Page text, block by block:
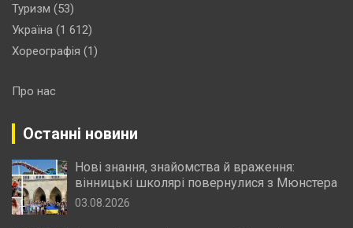
Туризм (53)
Україна (1 612)
Хореографія (1)
Про нас
Останні новини
Нові знання, знайомства й враження:
вінницькі школярі повернулися з Мюнстера
03.08.2026